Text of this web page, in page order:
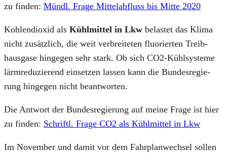
zu fin­den: Mündl. Fra­ge Mit­tel­ab­fluss bis Mit­te 2020
Koh­len­di­oxid als Kühl­mit­tel in Lkw belas­tet das Kli­ma
nicht zusätz­lich, die weit ver­brei­te­ten fluo­rier­ten Treib­
haus­ga­se hin­ge­gen sehr stark. Ob sich CO2-Kühl­sys­te­me
lärm­re­du­zie­rend ein­set­zen las­sen kann die Bun­des­re­gie­
rung hin­ge­gen nicht beant­wor­ten.
Die Ant­wort der Bun­des­re­gie­rung auf mei­ne Fra­ge ist hier
zu fin­den: Schriftl. Fra­ge CO2 als Kühl­mit­tel in Lkw
Im Novem­ber und damit vor dem Fahr­plan­wech­sel sol­len